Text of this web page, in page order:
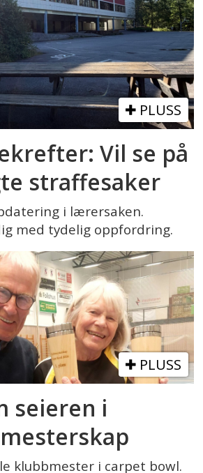
PLUSS
Vil se på
straffesaker
i lærersaken.
med tydelig oppfordring.
PLUSS
seieren i
klubbmester i carpet bowl.